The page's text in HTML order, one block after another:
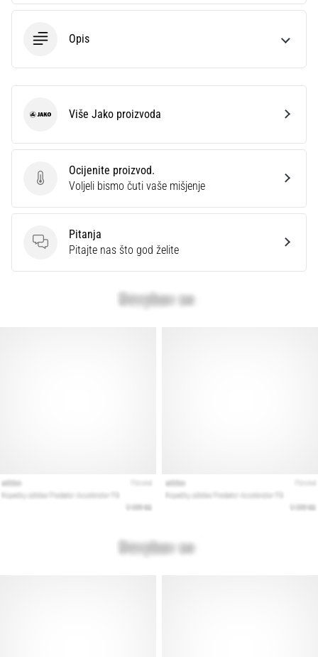
PUMA.
gola…
Prikaži
članke
Opis
Ocijenite proizvod.
Ocijenite proizvod.
Voljeli bismo čuti vaše mišjenje
Pitanja
Pitanja
Pitajte nas što god želite
Jako Više Jako proizvoda